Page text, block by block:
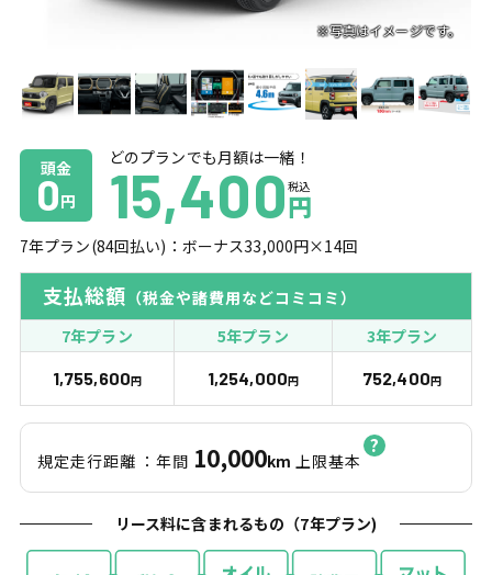
頭金
0円
どのプランでも月額は一緒！
15,400 税込
円
7年プラン(84回払い)：ボーナス33,000円×14回
支払総額 （税金や諸費用などコミコミ）
7年プラン
5年プラン 3年プラン
1,755,600円 1,254,000円 752,400円
規定走行距離 ：年間 10,000km 上限基本
リース料に含まれるもの（7年プラン)